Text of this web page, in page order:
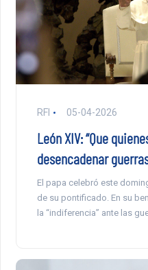
RFI 05-04-2026
León XIV: “Que
desencadenar
El papa celebró este
de su pontificado. En su
la “indiferencia” ante las